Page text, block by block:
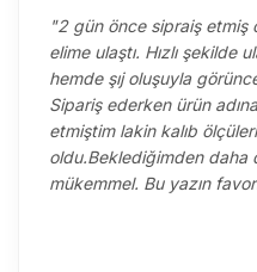
"2 gün önce sipraiş etmiş olduğum
elime ulaştı. Hızlı şekilde
hemde şıj oluşuyla görünce iyiki sipariş etmişim dedirtti.
Sipariş ederken ürün
etmiştim lakin kalıb
oldu.Beklediğimden daha
mükemmel. Bu yazın